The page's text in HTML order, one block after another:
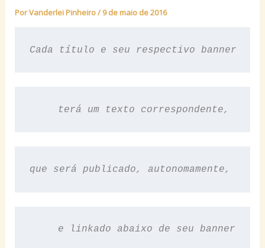
PorVanderlei Pinheiro/ 9 de maio de 2016
Cada título e seu respectivo banner
terá um texto correspondente,
que será publicado, autonomamente,
e linkado abaixo de seu banner